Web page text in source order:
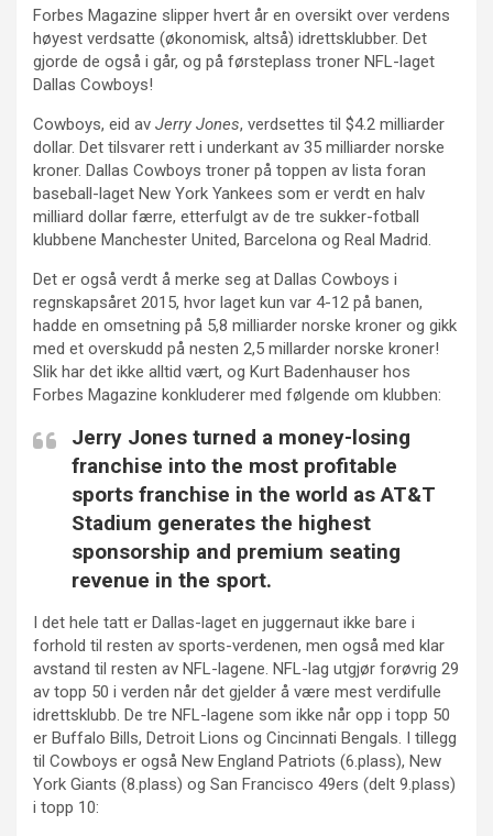
Forbes Magazine slipper hvert år en oversikt over verdens
høyest verdsatte (økonomisk, altså) idrettsklubber. Det
gjorde de også i går, og på førsteplass troner NFL-laget
Dallas Cowboys!
Cowboys, eid av Jerry Jones, verdsettes til $4.2 milliarder
dollar. Det tilsvarer rett i underkant av 35 milliarder norske
kroner. Dallas Cowboys troner på toppen av lista foran
baseball-laget New York Yankees som er verdt en halv
milliard dollar færre, etterfulgt av de tre sukker-fotball
klubbene Manchester United, Barcelona og Real Madrid.
Det er også verdt å merke seg at Dallas Cowboys i
regnskapsåret 2015, hvor laget kun var 4-12 på banen,
hadde en omsetning på 5,8 milliarder norske kroner og gikk
med et overskudd på nesten 2,5 millarder norske kroner!
Slik har det ikke alltid vært, og Kurt Badenhauser hos
Forbes Magazine konkluderer med følgende om klubben:
Jerry Jones turned a money-losing
franchise into the most profitable
sports franchise in the world as AT&T
Stadium generates the highest
sponsorship and premium seating
revenue in the sport.
I det hele tatt er Dallas-laget en juggernaut ikke bare i
forhold til resten av sports-verdenen, men også med klar
avstand til resten av NFL-lagene. NFL-lag utgjør forøvrig 29
av topp 50 i verden når det gjelder å være mest verdifulle
idrettsklubb. De tre NFL-lagene som ikke når opp i topp 50
er Buffalo Bills, Detroit Lions og Cincinnati Bengals. I tillegg
til Cowboys er også New England Patriots (6.plass), New
York Giants (8.plass) og San Francisco 49ers (delt 9.plass)
i topp 10: